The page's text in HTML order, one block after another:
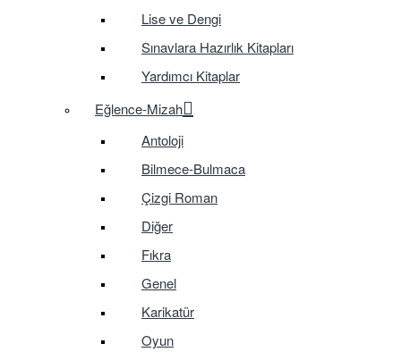
Lise ve Dengi
Sınavlara Hazırlık Kitapları
Yardımcı Kitaplar
Eğlence-Mizah
Antoloji
Bilmece-Bulmaca
Çizgi Roman
Diğer
Fıkra
Genel
Karikatür
Oyun